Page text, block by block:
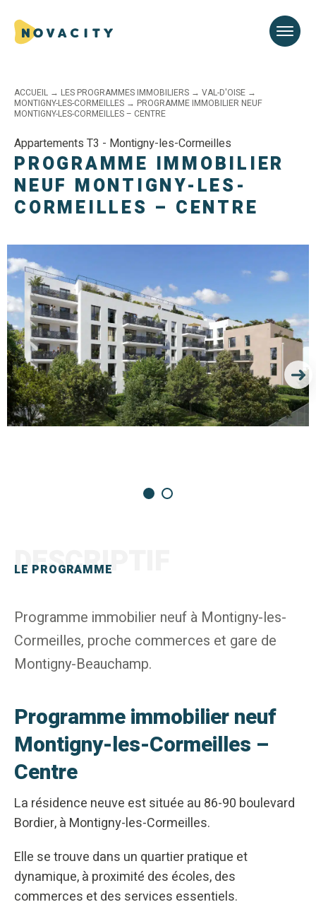
ACCUEIL → LES PROGRAMMES IMMOBILIERS → VAL-D'OISE →
MONTIGNY-LES-CORMEILLES → PROGRAMME IMMOBILIER NEUF
MONTIGNY-LES-CORMEILLES – CENTRE
Appartements T3 - Montigny-les-Cormeilles
PROGRAMME IMMOBILIER
NEUF MONTIGNY-LES-
CORMEILLES – CENTRE
LE PROGRAMME
DESCRIPTIF
Programme immobilier neuf à Montigny-les-
Cormeilles, proche commerces et gare de
Montigny-Beauchamp.
Programme immobilier neuf
Montigny-les-Cormeilles –
Centre
La résidence neuve est située au 86-90 boulevard
Bordier, à Montigny-les-Cormeilles.
Elle se trouve dans un quartier pratique et
dynamique, à proximité des écoles, des
commerces et des services essentiels.